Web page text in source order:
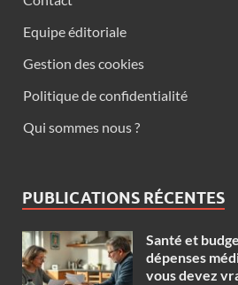
Equipe éditoriale
Gestion des cookies
Politique de confidentialité
Qui sommes nous ?
PUBLICATIONS RÉCENTES
Santé et
dépenses
vous devez